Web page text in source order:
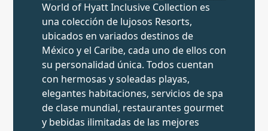
World of Hyatt Inclusive Collection es
una colección de lujosos Resorts,
ubicados en variados destinos de
México y el Caribe, cada uno de ellos con
su personalidad única. Todos cuentan
con hermosas y soleadas playas,
elegantes habitaciones, servicios de spa
de clase mundial, restaurantes gourmet
y bebidas ilimitadas de las mejores